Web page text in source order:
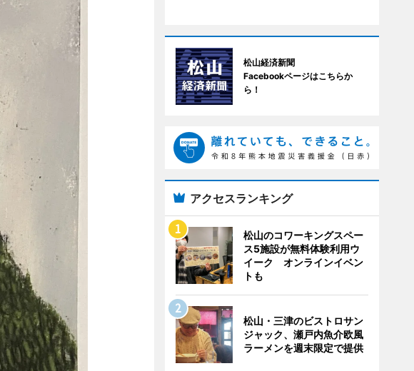
松山経済新聞
Facebookページはこちらか
ら！
アクセスランキング
松山のコワーキングスペー
ス5施設が無料体験利用ウ
イーク オンラインイベン
トも
松山・三津のビストロサン
ジャック、瀬戸内魚介欧風
ラーメンを週末限定で提供